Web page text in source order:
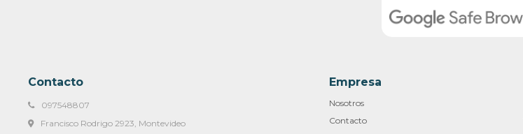
Contacto
097548807
Francisco Rodrigo 2923, Montevideo
Empresa
Nosotros
Contacto